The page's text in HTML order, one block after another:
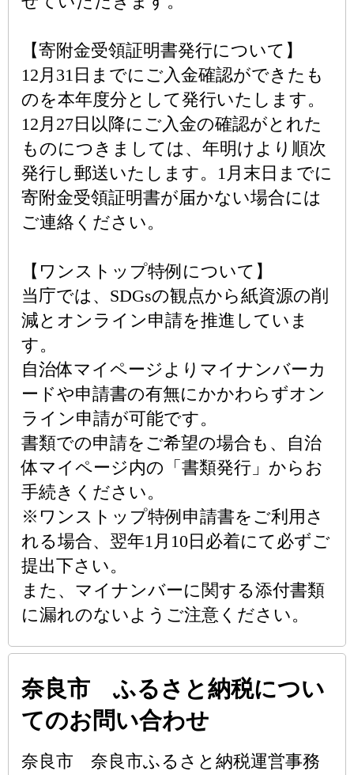
【寄附金受領証明書発行について】
12月31日までにご入金確認ができたも
のを本年度分として発行いたします。
12月27日以降にご入金の確認がとれた
ものにつきましては、年明けより順次
発行し郵送いたします。1月末日までに
寄附金受領証明書が届かない場合には
ご連絡ください。
【ワンストップ特例について】
当庁では、SDGsの観点から紙資源の削
減とオンライン申請を推進していま
す。
自治体マイページよりマイナンバーカ
ードや申請書の有無にかかわらずオン
ライン申請が可能です。
書類での申請をご希望の場合も、自治
体マイページ内の「書類発行」からお
手続きください。
※ワンストップ特例申請書をご利用さ
れる場合、翌年1月10日必着にて必ずご
提出下さい。
また、マイナンバーに関する添付書類
に漏れのないようご注意ください。
奈良市 ふるさと納税につい
てのお問い合わせ
奈良市 奈良市ふるさと納税運営事務